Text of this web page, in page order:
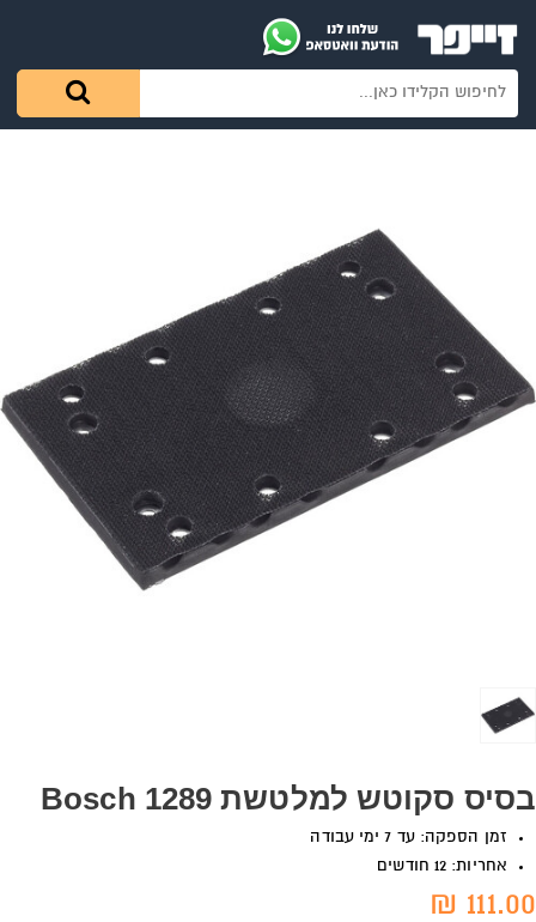
בסיס סקוטש למלטשת 1289 Bosch
זמן הספקה: עד 7 ימי עבודה
אחריות: 12 חודשים
111.00 ₪